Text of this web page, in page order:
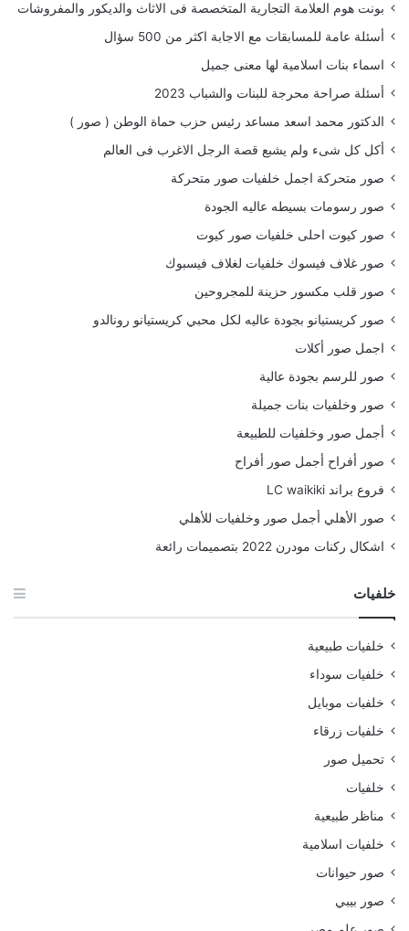
بونت هوم العلامة التجارية المتخصصة فى الاثاث والديكور والمفروشات
أسئلة عامة للمسابقات مع الاجابة اكثر من 500 سؤال
اسماء بنات اسلامية لها معنى جميل
أسئلة صراحة محرجة للبنات والشباب 2023
الدكتور محمد اسعد مساعد رئيس حزب حماة الوطن ( صور )
أكل كل شىء ولم يشبع قصة الرجل الاغرب فى العالم
صور متحركة اجمل خلفيات صور متحركة
صور رسومات بسيطه عاليه الجودة
صور كيوت احلى خلفيات صور كيوت
صور غلاف فيسوك خلفيات لغلاف فيسبوك
صور قلب مكسور حزينة للمجروحين
صور كريستيانو بجودة عاليه لكل محبي كريستيانو رونالدو
اجمل صور أكلات
صور للرسم بجودة عالية
صور وخلفيات بنات جميلة
أجمل صور وخلفيات للطبيعة
صور أفراح أجمل صور أفراح
فروع براند LC waikiki
صور الأهلي أجمل صور وخلفيات للأهلي
اشكال ركنات مودرن 2022 بتصميمات رائعة
خلفيات
خلفيات طبيعية
خلفيات سوداء
خلفيات موبايل
خلفيات زرقاء
تحميل صور
خلفيات
مناظر طبيعية
خلفيات اسلامية
صور حيوانات
صور بيبي